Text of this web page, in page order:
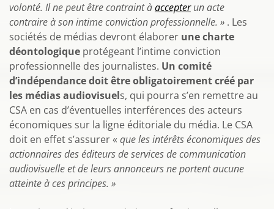
volonté. Il ne peut être contraint àaccepterun acte
contraire à son intime conviction professionnelle. » . Les
sociétés de médias devront élaborer une charte
déontologique protégeant l’intime conviction
professionnelle des journalistes. Un comité
d’indépendance doit être obligatoirement créé par
les médias audiovisuels, qui pourra s’en remettre au
CSA en cas d’éventuelles interférences des acteurs
économiques sur la ligne éditoriale du média. Le CSA
doit en effet s’assurer « que les intérêts économiques des
actionnaires des éditeurs de services de communication
audiovisuelle et de leurs annonceurs ne portent aucune
atteinte à ces principes. »